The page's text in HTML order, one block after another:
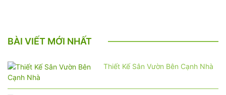
BÀI VIẾT MỚI NHẤT
Thiết Kế Sân Vườn Bên Cạnh Nhà